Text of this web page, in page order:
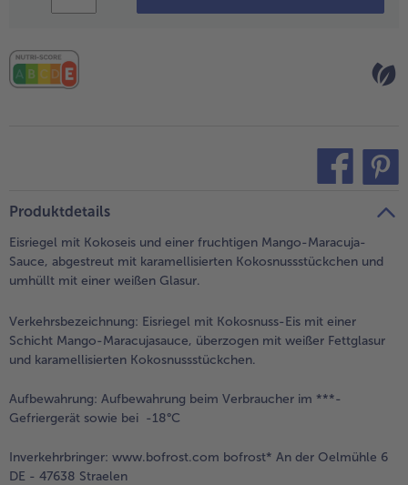
Produktdetails
Eisriegel mit Kokoseis und einer fruchtigen Mango-Maracuja-
Sauce, abgestreut mit karamellisierten Kokosnussstückchen und
umhüllt mit einer weißen Glasur.
Verkehrsbezeichnung: Eisriegel mit Kokosnuss-Eis mit einer
Schicht Mango-Maracujasauce, überzogen mit weißer Fettglasur
und karamellisierten Kokosnussstückchen.
Aufbewahrung: Aufbewahrung beim Verbraucher im ***-
Gefriergerät sowie bei -18°C
Inverkehrbringer: www.bofrost.com bofrost* An der Oelmühle 6
DE - 47638 Straelen